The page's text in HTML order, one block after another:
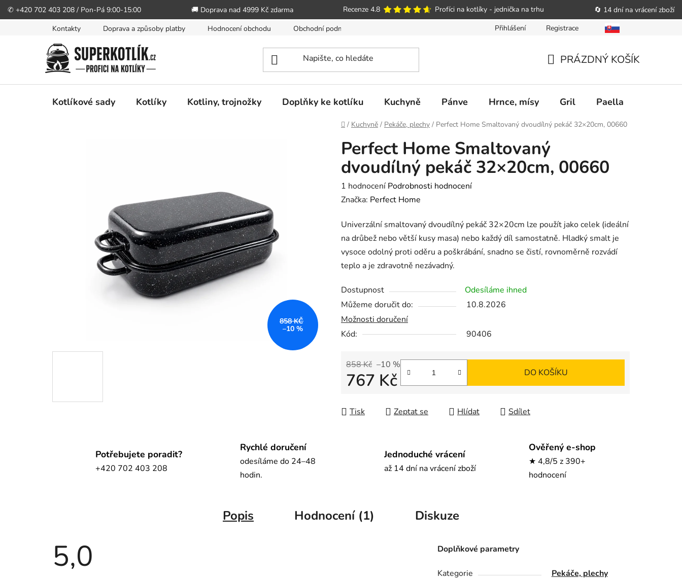
✆ +420 702 403 208 / Pon-Pá 9:00-15:00 🚚 Doprava nad 4999 Kč zdarma Recenze 4.8 Profíci na kotlíky - jednička na trhu 🔄 14 dní na vrácení zboží
Kontakty Doprava a způsoby platby Hodnocení obchodu Obchodní podmínky Poučení o právu spotřebitele podat obchodníkovi žádost o nápravu Reklamační řád
Přihlášení Registrace
KOŠÍK
PRÁZDNÝ KOŠÍK
Kotlíkové sady Kotlíky Kotliny, trojnožky Doplňky ke kotlíku Kuchyně Pánve Hrnce, mísy Gril Paella
Domů
/ Kuchyně / Pekáče, plechy / Perfect Home Smaltovaný dvoudílný pekáč 32×20cm, 00660
Perfect Home Smaltovaný
dvoudílný pekáč 32×20cm, 00660
Průměrné
hodnocení
je
5,0
z
5
1 hodnocení Podrobnosti hodnocení
Značka: Perfect Home
Univerzální smaltovaný dvoudílný pekáč 32×20cm lze použít jako celek (ideální
na drůbež nebo větší kusy masa) nebo každý díl samostatně. Hladký smalt je
vysoce odolný proti oděru a poškrábání, snadno se čistí, rovnoměrně rozvádí
teplo a je zdravotně nezávadný.
Dostupnost
Odesíláme ihned
Můžeme doručit do:
10.8.2026
Možnosti doručení
Kód:
90406
858 Kč –10 %
767 Kč DO KOŠÍKU
Tisk Zeptat se Hlídat Sdílet
858 KČ
–10 %
Potřebujete poradit?
+420 702 403 208
Rychlé doručení
odesíláme do 24–48
hodin.
Jednoduché vrácení
až 14 dní na vrácení zboží
Ověřený e-shop
★ 4,8/5 z 390+
hodnocení
Popis Hodnocení (1) Diskuze
5,0 Doplňkové parametry
Kategorie
Pekáče, plechy